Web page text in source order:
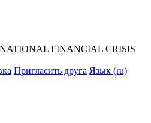
FINANCIAL CRISIS
Пригласить друга Язык (ru)